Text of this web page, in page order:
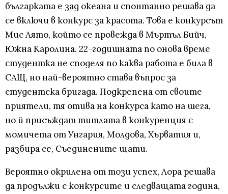
българката е зад океана и спонтанно решава да
се включи в конкурс за красота. Това е конкурсът
Мис Лято, който се провежда в Мъртъл Бийч,
Южна Каролина. 22-годишната по онова време
студентка не споделя по каква работа е била в
САЩ, но най-вероятно става въпрос за
студентска бригада. Подкрепена от своите
приятели, тя отива на конкурса като на шега,
но й присъждат титлата в конкуренция с
момичета от Унгария, Молдова, Хърватия и,
разбира се, Съединените щати.
Вероятно окрилена от този успех, Лора решава
да продължи с конкурсите и следващата година,